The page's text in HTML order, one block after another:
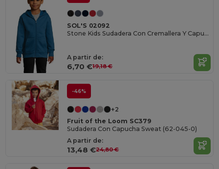
SOL'S 02092
Stone Kids Sudadera Con Cremallera Y Capucha
A partir de:
6,70 €19,18 €
-46%
+2
Fruit of the Loom SC379
Sudadera Con Capucha Sweat (62-045-0)
A partir de:
13,48 €24,80 €